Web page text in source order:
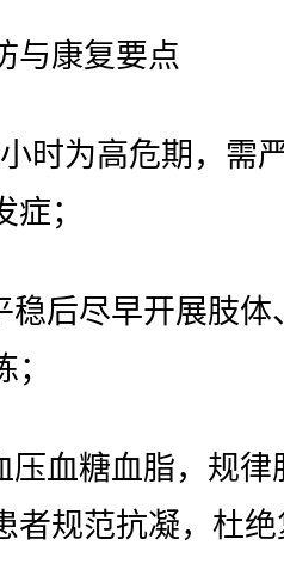
康复要点
为高危期，需
；
后尽早开展肢体
血糖血脂，规律
者规范抗凝，杜